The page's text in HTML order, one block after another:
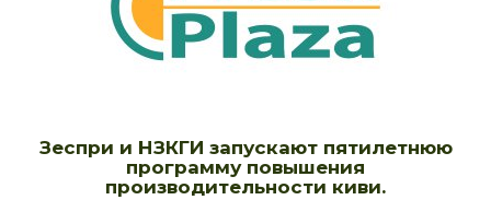
Зеспри и НЗКГИ запускают пятилетнюю
программу повышения
производительности киви.